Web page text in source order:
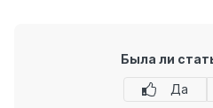
Была ли
Да